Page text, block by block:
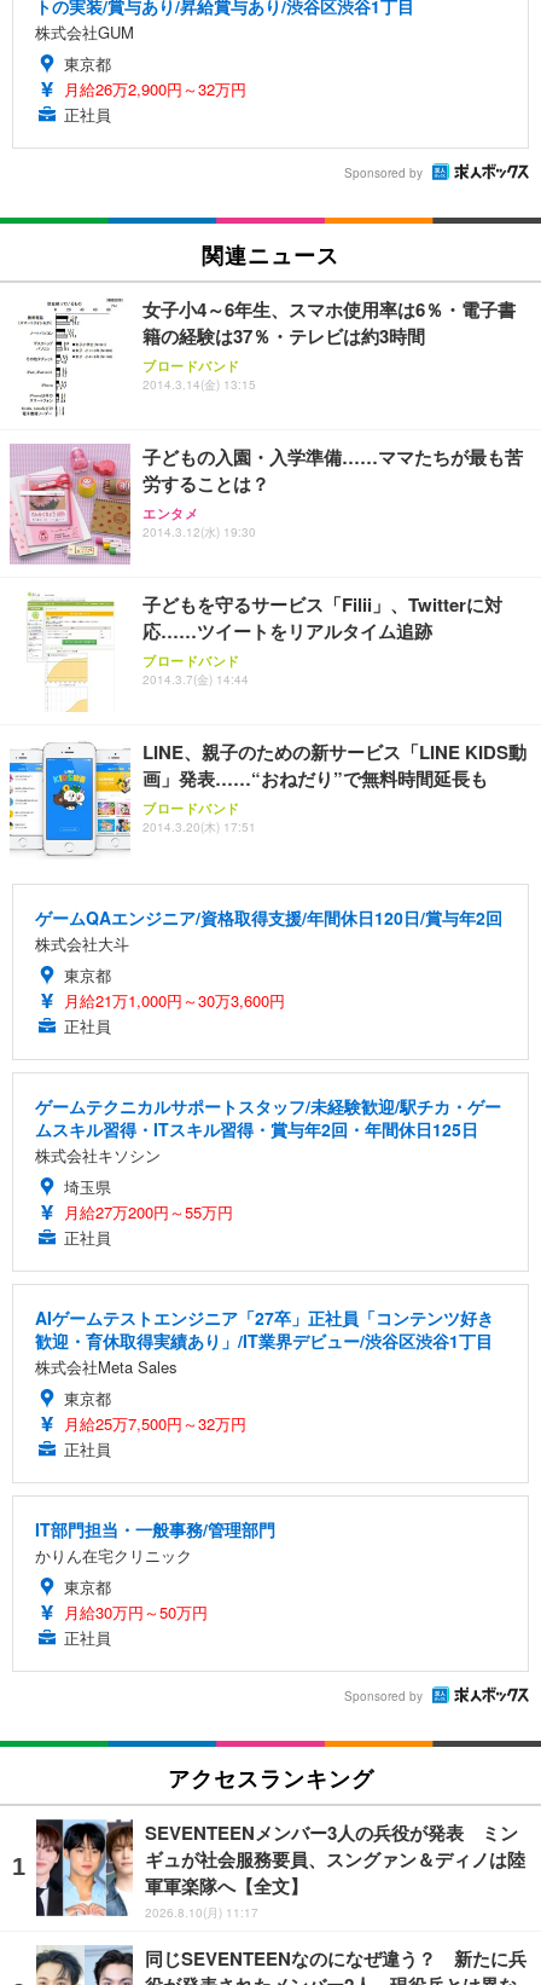
トの実装/賞与あり/昇給賞与あり/渋谷区渋谷1丁目
株式会社GUM
東京都
月給26万2,900円～32万円
正社員
Sponsored by
関連ニュース
女子小4～6年生、スマホ使用率は6％・電子書
籍の経験は37％・テレビは約3時間
ブロードバンド
2014.3.14(金) 13:15
子どもの入園・入学準備……ママたちが最も苦
労することは？
エンタメ
2014.3.12(水) 19:30
子どもを守るサービス「Filii」、Twitterに対
応……ツイートをリアルタイム追跡
ブロードバンド
2014.3.7(金) 14:44
LINE、親子のための新サービス「LINE KIDS動
画」発表……“おねだり”で無料時間延長も
ブロードバンド
2014.3.20(木) 17:51
ゲームQAエンジニア/資格取得支援/年間休日120日/賞与年2回
株式会社大斗
東京都
月給21万1,000円～30万3,600円
正社員
ゲームテクニカルサポートスタッフ/未経験歓迎/駅チカ・ゲー
ムスキル習得・ITスキル習得・賞与年2回・年間休日125日
株式会社キソシン
埼玉県
月給27万200円～55万円
正社員
AIゲームテストエンジニア「27卒」正社員「コンテンツ好き
歓迎・育休取得実績あり」/IT業界デビュー/渋谷区渋谷1丁目
株式会社Meta Sales
東京都
月給25万7,500円～32万円
正社員
IT部門担当・一般事務/管理部門
かりん在宅クリニック
東京都
月給30万円～50万円
正社員
Sponsored by
アクセスランキング
SEVENTEENメンバー3人の兵役が発表 ミン
ギュが社会服務要員、スングァン＆ディノは陸
軍軍楽隊へ【全文】
2026.8.10(月) 11:17
同じSEVENTEENなのになぜ違う？ 新たに兵